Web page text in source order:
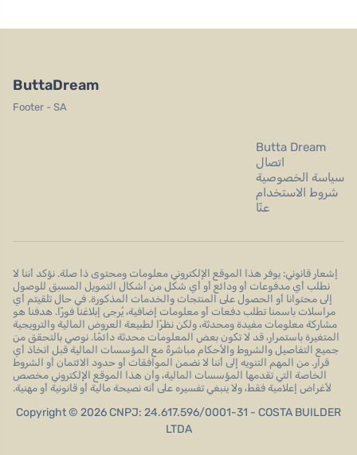
ButtaDream
Footer - SA
Butta Dream
اتصال
سياسة الخصوصية
شروط الاستخدام
عنّا
إشعار قانوني: يوفر هذا الموقع الإلكتروني معلومات ومحتوى ذا صلة. نؤكد أننا لا
نطلب أي مدفوعات أو ودائع أو أي شكل من أشكال التمويل المسبق للوصول
إلى محتوانا أو الحصول على المنتجات والخدمات المذكورة. في حال تلقيتم أي
مراسلات باسمنا تطلب دفعات أو معلومات إضافية، يُرجى إبلاغنا فورًا. هدفنا هو
مشاركة معلومات مفيدة ومحدثة، ولكن نظرًا لطبيعة العروض المالية والترويجية
المتغيرة باستمرار، قد لا تكون بعض المعلومات محدثة دائمًا. نوصي بالتحقق من
جميع التفاصيل والشروط والأحكام مباشرةً مع المؤسسات المالية قبل اتخاذ أي
قرار. من المهم التنويه إلى أننا لا نضمن الموافقات أو حدود الائتمان أو الشروط
الخاصة التي تقدمها المؤسسات المالية، وأن هذا الموقع الإلكتروني مخصص
لأغراض إعلامية فقط، ولا ينبغي تفسيره على أنه نصيحة مالية أو قانونية أو مهنية.
Copyright © 2026 CNPJ: 24.617.596/0001-31 - COSTA BUILDER
LTDA